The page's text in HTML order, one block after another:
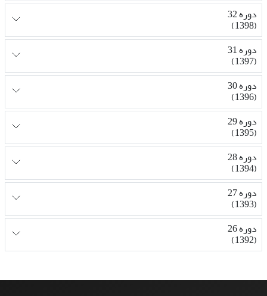
دوره 32
(1398)
دوره 31
(1397)
دوره 30
(1396)
دوره 29
(1395)
دوره 28
(1394)
دوره 27
(1393)
دوره 26
(1392)